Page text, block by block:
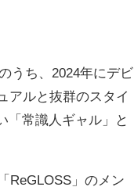
うち、2024年にデビ
アルと抜群のスタイ
「常識人ギャル」と
ReGLOSS」のメン